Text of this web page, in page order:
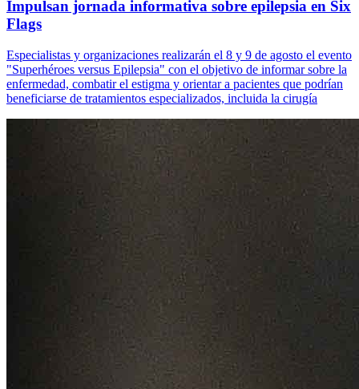
Impulsan jornada informativa sobre epilepsia en Six
Flags
Especialistas y organizaciones realizarán el 8 y 9 de agosto el evento
"Superhéroes versus Epilepsia" con el objetivo de informar sobre la
enfermedad, combatir el estigma y orientar a pacientes que podrían
beneficiarse de tratamientos especializados, incluida la cirugía